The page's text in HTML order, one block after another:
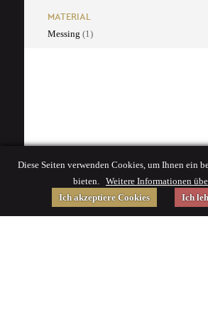
MATERIAL
Messing (1)
Diese Seiten verwenden Cookies, um Ihnen ein
bieten. Weitere Informationen
Ich akzeptiere Cookies
Ich